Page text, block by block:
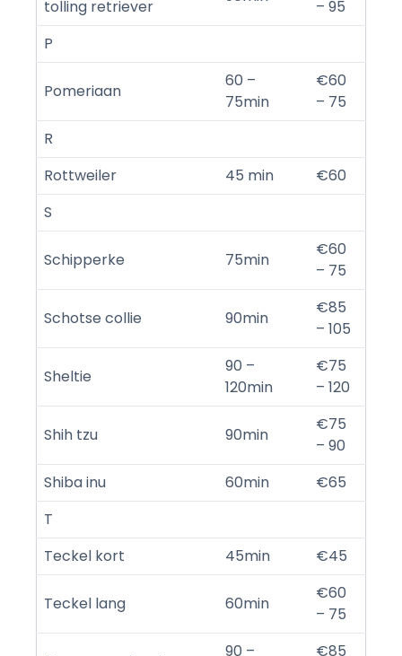
tolling retriever
– 95
P
Pomeriaan
60 –
75min
€60
– 75
R
Rottweiler
45 min
€60
S
Schipperke 75min
€60
– 75
Schotse collie 90min
€85
– 105
Sheltie
90 –
120min
€75
– 120
Shih tzu 90min
€75
– 90
Shiba inu
60min
€65
T
Teckel kort
45min €45
Teckel lang 60min
€60
– 75
90 –
€85